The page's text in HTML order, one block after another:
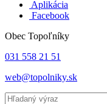
Aplikácia
Facebook
Obec Topoľníky
031 558 21 51
web@topolniky.sk